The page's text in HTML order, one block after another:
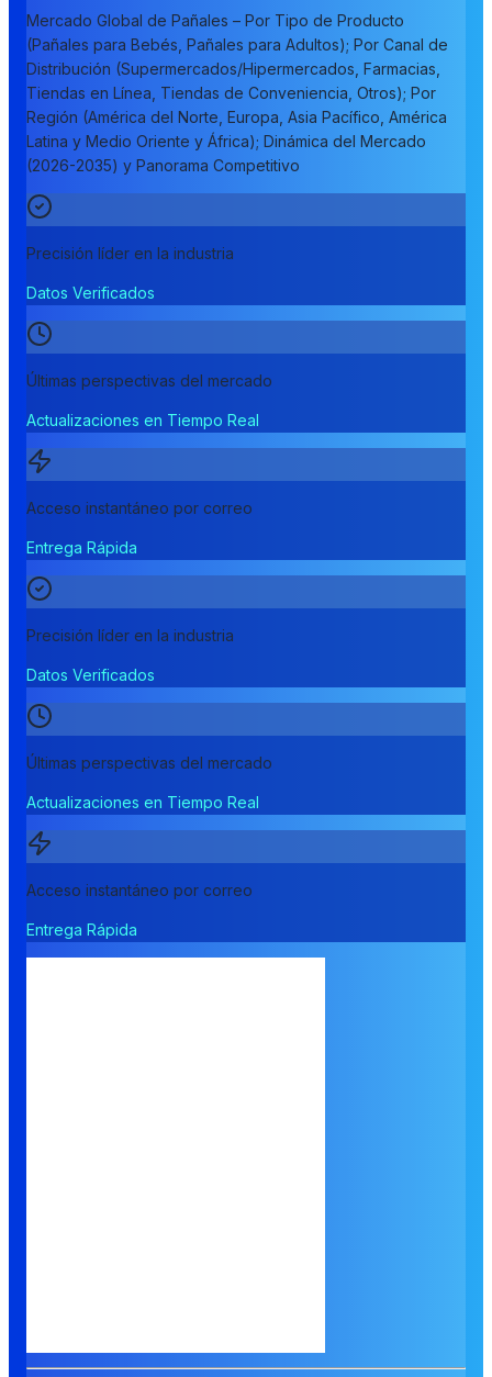
Mercado Global de Pañales – Por Tipo de Producto
(Pañales para Bebés, Pañales para Adultos); Por Canal de
Distribución (Supermercados/Hipermercados, Farmacias,
Tiendas en Línea, Tiendas de Conveniencia, Otros); Por
Región (América del Norte, Europa, Asia Pacífico, América
Latina y Medio Oriente y África); Dinámica del Mercado
(2026-2035) y Panorama Competitivo
Precisión líder en la industria
Datos Verificados
Últimas perspectivas del mercado
Actualizaciones en Tiempo Real
Acceso instantáneo por correo
Entrega Rápida
Precisión líder en la industria
Datos Verificados
Últimas perspectivas del mercado
Actualizaciones en Tiempo Real
Acceso instantáneo por correo
Entrega Rápida